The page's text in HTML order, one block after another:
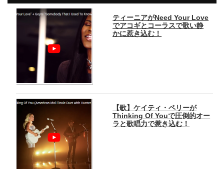
ティーニアがNeed Your Love
でアコギとコーラスで歌い静
かに惹き込む！
【歌】ケイティ・ペリーが
Thinking Of Youで圧倒的オー
ラと歌唱力で惹き込む！